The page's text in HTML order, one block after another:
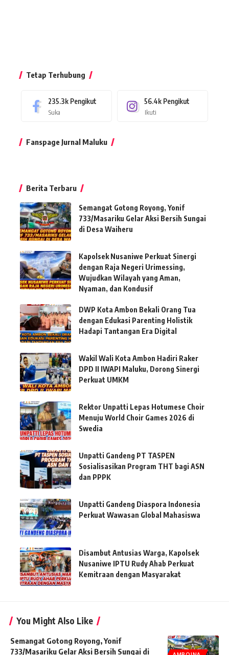
Tetap Terhubung
235.3k Pengikut
Suka
56.4k Pengikut
Ikuti
Fanspage Jurnal Maluku
Berita Terbaru
Semangat Gotong Royong, Yonif
733/Masariku Gelar Aksi Bersih Sungai
di Desa Waiheru
Kapolsek Nusaniwe Perkuat Sinergi
dengan Raja Negeri Urimessing,
Wujudkan Wilayah yang Aman,
Nyaman, dan Kondusif
DWP Kota Ambon Bekali Orang Tua
dengan Edukasi Parenting Holistik
Hadapi Tantangan Era Digital
Wakil Wali Kota Ambon Hadiri Raker
DPD II IWAPI Maluku, Dorong Sinergi
Perkuat UMKM
Rektor Unpatti Lepas Hotumese Choir
Menuju World Choir Games 2026 di
Swedia
Unpatti Gandeng PT TASPEN
Sosialisasikan Program THT bagi ASN
dan PPPK
Unpatti Gandeng Diaspora Indonesia
Perkuat Wawasan Global Mahasiswa
Disambut Antusias Warga, Kapolsek
Nusaniwe IPTU Rudy Ahab Perkuat
Kemitraan dengan Masyarakat
You Might Also Like
Semangat Gotong Royong, Yonif
733/Masariku Gelar Aksi Bersih Sungai di